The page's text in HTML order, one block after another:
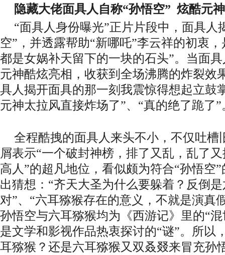
隐藏大佬面具人自称“孙悟空” 炫酷元
“面具人身份曝光”正片片段中，面具人
空”，并透露帮助“新哪吒”李云祥的初衷
都是女娲补天留下的一块的石头”。当面
元神酷炫亮相，收获到全场沸腾的炸裂效
具人揭开面具的那一刻我震惊得想起立鼓
元神太拉风直接炸场了”、“真的绝了跪了”
全程酷拽的面具人来头不小，不仅吐槽
屑表示“一个破封神榜，排了又乱，乱了
高人”的超凡地位，看似颇为符合“孙悟空
出猜想：“齐天大圣为什么要躲着？反倒
对”、“六耳猕猴存在的意义，不就是演真
孙悟空与六耳猕猴均为 《西游记》里的“
是文学和影视作品热衷探讨的“谜”。所以
耳猕猴？还是六耳猕猴又双叒叕来冒充孙